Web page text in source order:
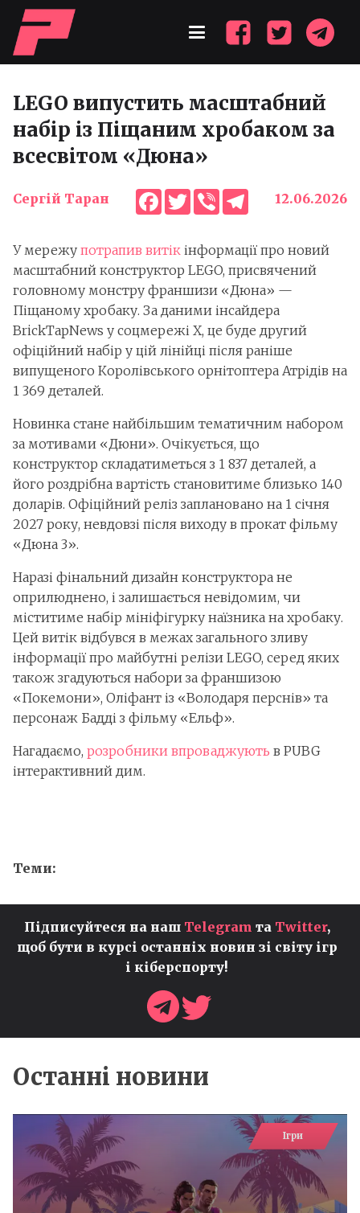
LEGO випустить масштабний
набір із Піщаним хробаком за
всесвітом «Дюна»
Сергій Таран Facebook
TwitterViber Telegram
12.06.2026
У мережу потрапив витік інформації про новий
масштабний конструктор LEGO, присвячений
головному монстру франшизи «Дюна» —
Піщаному хробаку. За даними інсайдера
BrickTapNews у соцмережі X, це буде другий
офіційний набір у цій лінійці після раніше
випущеного Королівського орнітоптера Атрідів на
1 369 деталей.
Новинка стане найбільшим тематичним набором
за мотивами «Дюни». Очікується, що
конструктор складатиметься з 1 837 деталей, а
його роздрібна вартість становитиме близько 140
доларів. Офіційний реліз заплановано на 1 січня
2027 року, невдовзі після виходу в прокат фільму
«Дюна 3».
Наразі фінальний дизайн конструктора не
оприлюднено, і залишається невідомим, чи
міститиме набір мініфігурку наїзника на хробаку.
Цей витік відбувся в межах загального зливу
інформації про майбутні релізи LEGO, серед яких
також згадуються набори за франшизою
«Покемони», Оліфант із «Володаря перснів» та
персонаж Бадді з фільму «Ельф».
Нагадаємо, розробники впроваджують в PUBG
інтерактивний дим.
Теми:
Підписуйтеся на наш Telegram та Twitter,
щоб бути в курсі останніх новин зі світу ігр
і кіберспорту!
Останні новини
Ігри